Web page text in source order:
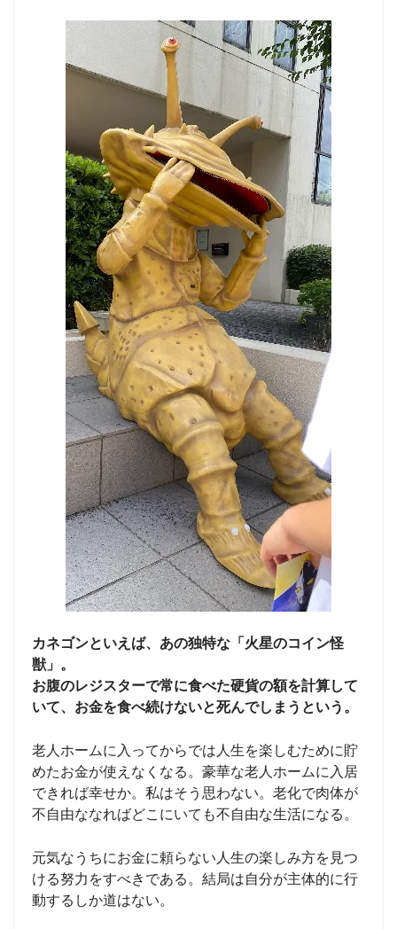
カネゴンといえば、あの独特な「火星のコイン怪
獣」。
お腹のレジスターで常に食べた硬貨の額を計算して
いて、お金を食べ続けないと死んでしまうという。
老人ホームに入ってからでは人生を楽しむために貯
めたお金が使えなくなる。豪華な老人ホームに入居
できれば幸せか。私はそう思わない。老化で肉体が
不自由ななればどこにいても不自由な生活になる。
元気なうちにお金に頼らない人生の楽しみ方を見つ
ける努力をすべきである。結局は自分が主体的に行
動するしか道はない。